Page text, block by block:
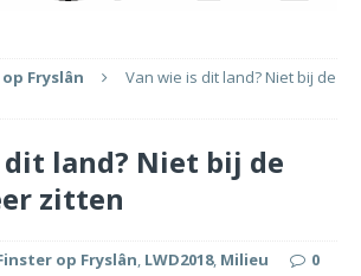
Fryslân
Van wie is dit land? Niet bij de
land? Niet bij de
zitten
op Fryslân, LWD2018, Milieu 0